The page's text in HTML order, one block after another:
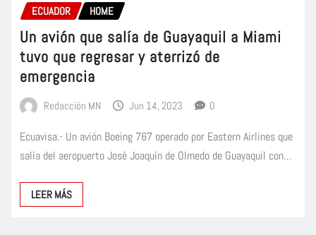
ECUADOR HOME
Un avión que salía de Guayaquil a Miami
tuvo que regresar y aterrizó de
emergencia
Redacción MN Jun 14, 2023 0
Ecuavisa.- Un avión Boeing 767 operado por Eastern Airlines que
salía del aeropuerto José Joaquín de Olmedo de Guayaquil con…
LEER MÁS